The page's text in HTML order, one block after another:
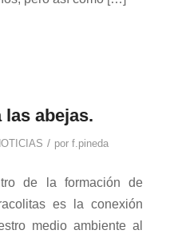
las abejas.
/ por f.pineda
de la formación de
es la conexión
medio ambiente al